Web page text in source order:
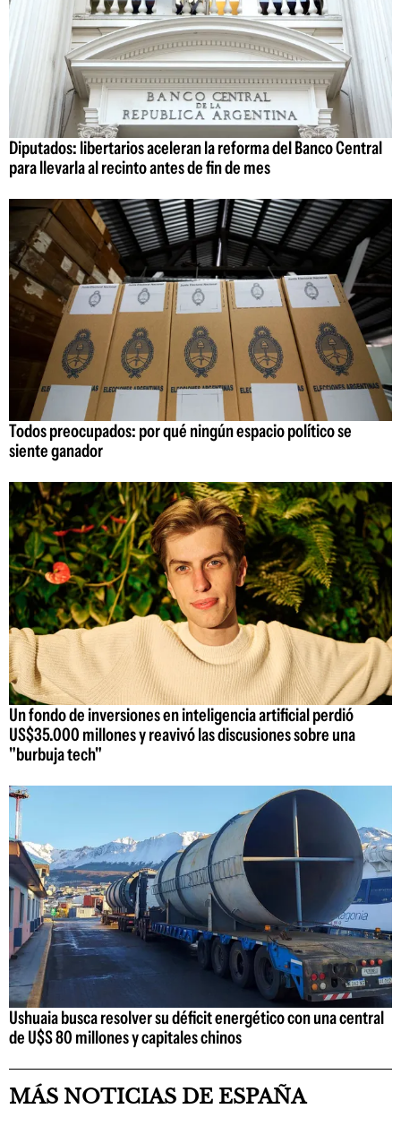
Diputados: libertarios aceleran la reforma del Banco Central
para llevarla al recinto antes de fin de mes
Todos preocupados: por qué ningún espacio político se
siente ganador
Un fondo de inversiones en inteligencia artificial perdió
US$35.000 millones y reavivó las discusiones sobre una
"burbuja tech"
Ushuaia busca resolver su déficit energético con una central
de U$S 80 millones y capitales chinos
MÁS NOTICIAS DE ESPAÑA